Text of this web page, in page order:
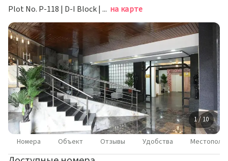
Plot No. P-118 | D-I Block | MIDC- Chinchwad, Пимпри-Чинчвад на карте
1 / 10
Номера Объект Отзывы Удобства